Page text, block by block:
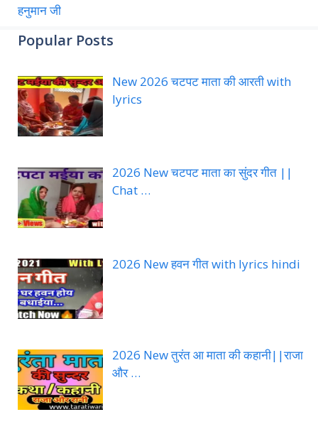
हनुमान जी
Popular Posts
New 2026 चटपट माता की आरती with
lyrics
2026 New चटपट माता का सुंदर गीत ||
Chat …
2026 New हवन गीत with lyrics hindi
2026 New तुरंत आ माता की कहानी||राजा
और …